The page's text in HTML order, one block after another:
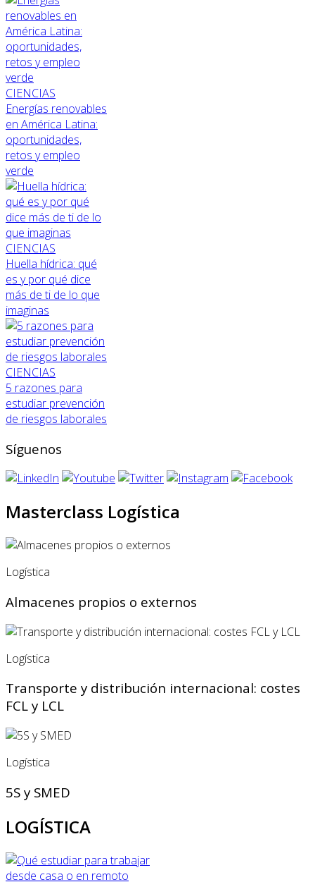
CIENCIAS
Energías renovables
en América Latina:
oportunidades,
retos y empleo
verde
CIENCIAS
Huella hídrica: qué
es y por qué dice
más de ti de lo que
imaginas
CIENCIAS
5 razones para
estudiar prevención
de riesgos laborales
Síguenos
Masterclass Logística
Logística
Almacenes propios o externos
Logística
Transporte y distribución internacional: costes
FCL y LCL
Logística
5S y SMED
LOGÍSTICA